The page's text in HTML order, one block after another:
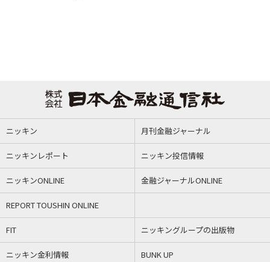
ニッキン 月刊金融ジャーナル
ニッキンレポート ニッキン投信情報
ニッキンONLINE 金融ジャーナルONLINE
REPORT TOUSHIN ONLINE
FIT ニッキングループの出版物
ニッキン金利情報 BUNK UP